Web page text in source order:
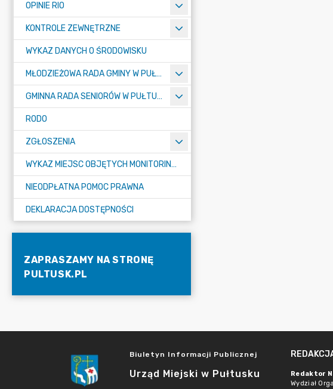
OPINIE RIO
KONTROLE ZEWNĘTRZNE
WYKAZ DANYCH O ŚRODOWISKU
MŁODZIEŻOWA RADA GMINY W PUŁTUSKU
GMINNA RADA SENIORÓW W PUŁTUSKU
RODO
ZGŁOSZENIA
WYKAZ MIEJSC OBJĘTYCH MONITORINGIEM
NIEODPŁATNA POMOC PRAWNA
DEKLARACJA DOSTĘPNOŚCI
ZAPRASZAMY NA STRONĘ
PULTUSK.PL
Biuletyn Informacji Publicznej
Urząd Miejski w Pułtusku
Redaktor
Wydział